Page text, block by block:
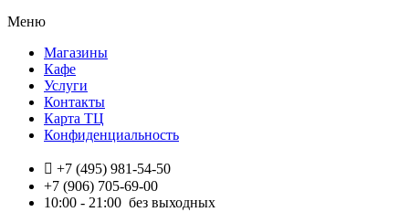
Меню
Магазины
Кафе
Услуги
Контакты
Карта ТЦ
Конфиденциальность
+7 (495) 981-54-50
+7 (906) 705-69-00
10:00 - 21:00 без выходных